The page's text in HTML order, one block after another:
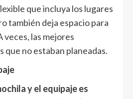
que incluya los lugares
también deja espacio para
veces, las mejores
que no estaban planeadas.
y el equipaje es